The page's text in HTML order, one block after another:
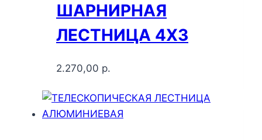
ШАРНИРНАЯ
ЛЕСТНИЦА 4X3
2.270,00 р.